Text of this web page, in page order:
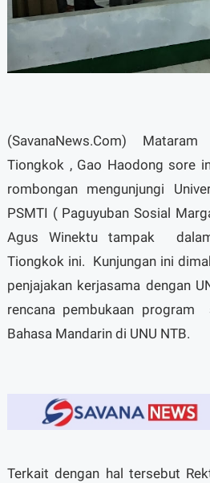
(SavanaNews.Com)
Tiongkok , Gao Haodong sore
rombongan mengunjungi
PSMTI ( Paguyuban Sosial
Agus Winektu tampak
Tiongkok ini. Kunjungan ini
penjajakan kerjasama dengan
rencana pembukaan program
Bahasa Mandarin di UNU NTB.
Terkait dengan hal tersebut